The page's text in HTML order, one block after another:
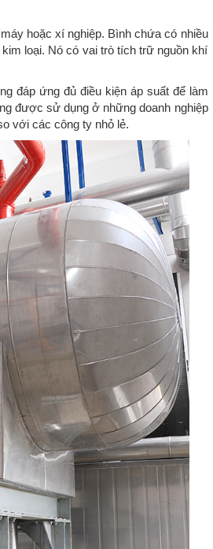
hoặc xí nghiệp. Bình chứa có nhiều
loại. Nó có vai trò tích trữ nguồn khí
đáp ứng đủ điều kiện áp suất để làm
được sử dụng ở những doanh nghiệp
với các công ty nhỏ lẻ.